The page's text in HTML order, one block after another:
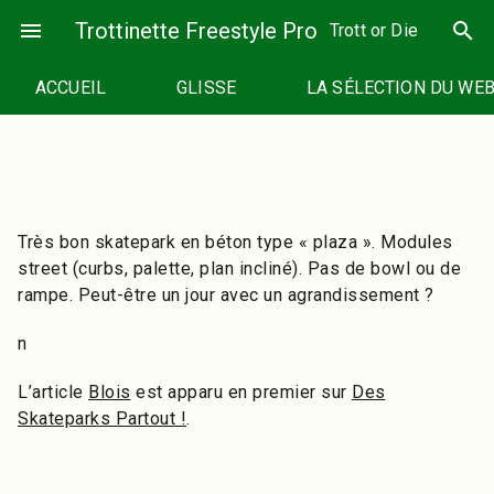
menu Trottinette Freestyle Pro Trott or Die search
ACCUEIL GLISSE LA SÉLECTION DU
Très bon skatepark en béton type « plaza ». Modules
street (curbs, palette, plan incliné). Pas de bowl ou de
rampe. Peut-être un jour avec un agrandissement ?
n
L’article Blois est apparu en premier sur Des
Skateparks Partout !.